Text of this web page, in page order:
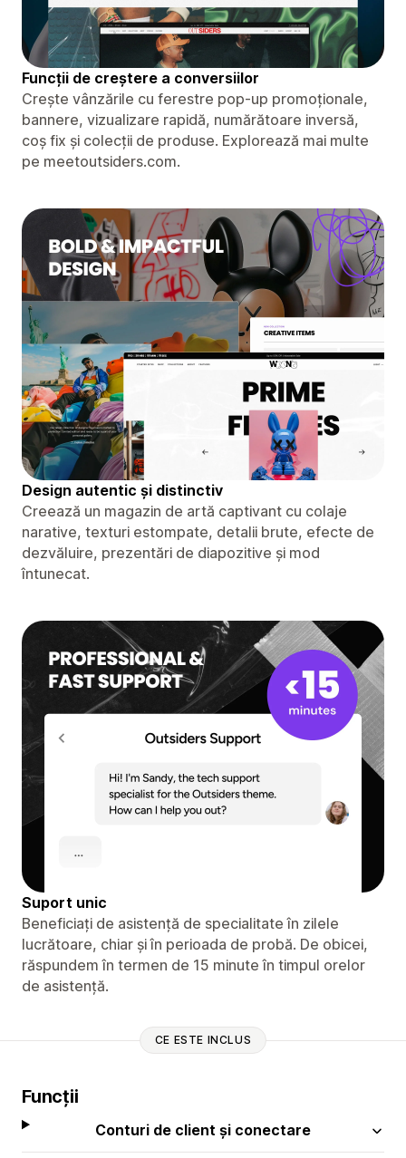
Funcții de creștere a conversiilor
Crește vânzările cu ferestre pop-up promoționale,
bannere, vizualizare rapidă, numărătoare inversă,
coș fix și colecții de produse. Explorează mai multe
pe meetoutsiders.com.
Design autentic și distinctiv
Creează un magazin de artă captivant cu colaje
narative, texturi estompate, detalii brute, efecte de
dezvăluire, prezentări de diapozitive și mod
întunecat.
Suport unic
Beneficiați de asistență de specialitate în zilele
lucrătoare, chiar și în perioada de probă. De obicei,
răspundem în termen de 15 minute în timpul orelor
de asistență.
CE ESTE INCLUS
Funcții
Conturi de client și conectare